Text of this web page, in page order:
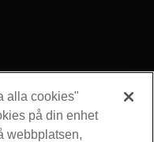
alla cookies"
på din enhet
webbplatsen,